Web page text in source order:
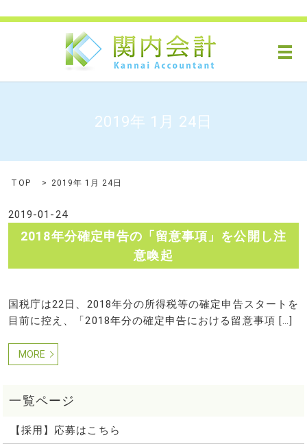
メ
2019年 1月 24日
TOP 2019年 1月 24日
2019-01-24
2018年分確定申告の「留意事項」を公開し注
意喚起
国税庁は22日、2018年分の所得税等の確定申告スタートを
目前に控え、「2018年分の確定申告における留意事項 […]
MORE
【採用】応募はこちら